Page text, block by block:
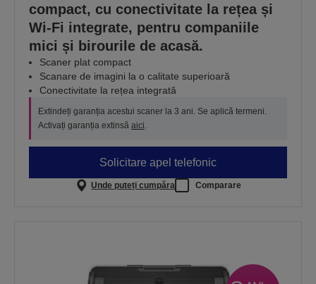
compact, cu conectivitate la rețea și
Wi-Fi integrate, pentru companiile
mici și birourile de acasă.
Scaner plat compact
Scanare de imagini la o calitate superioară
Conectivitate la rețea integrată
Extindeți garanția acestui scaner la 3 ani. Se aplică termeni.
Activați garanția extinsă aici.
Solicitare apel telefonic
Unde puteți cumpăra Comparare